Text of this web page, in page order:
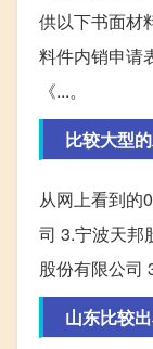
供以下书面材
料件内销申请
《...。
比较大型
从网上看到的
司 3.宁波天邦
股份有限公司
山东比较